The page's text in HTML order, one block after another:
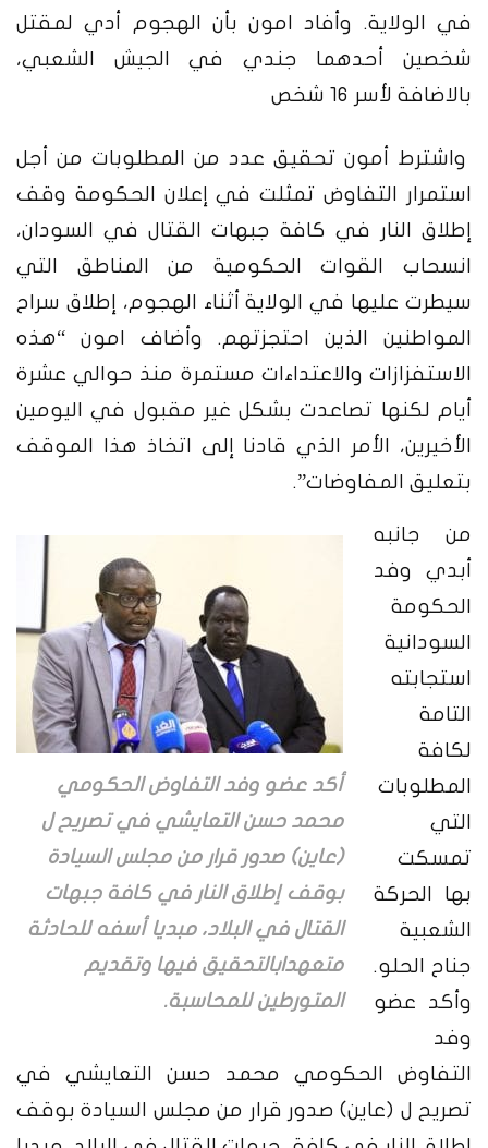
في الولاية. وأفاد امون بأن الهجوم أدي لمقتل
شخصين أحدهما جندي في الجيش الشعبي،
بالاضافة لأسر 16 شخص
واشترط أمون تحقيق عدد من المطلوبات من أجل
استمرار التفاوض تمثلت في إعلان الحكومة وقف
إطلاق النار في كافة جبهات القتال في السودان،
انسحاب القوات الحكومية من المناطق التي
سيطرت عليها في الولاية أثناء الهجوم، إطلاق سراح
المواطنين الذين احتجزتهم. وأضاف امون “هذه
الاستفزازات والاعتداءات مستمرة منذ حوالي عشرة
أيام لكنها تصاعدت بشكل غير مقبول في اليومين
الأخيرين، الأمر الذي قادنا إلى اتخاذ هذا الموقف
بتعليق المفاوضات”.
أكد عضو وفد التفاوض الحكومي
محمد حسن التعايشي في تصريح ل
(عاين) صدور قرار من مجلس السيادة
بوقف إطلاق النار في كافة جبهات
القتال في البلاد، مبديا أسفه للحادثة
متعهدابالتحقيق فيها وتقديم
المتورطين للمحاسبة.
من جانبه
أبدي وفد
الحكومة
السودانية
استجابته
التامة
لكافة
المطلوبات
التي
تمسكت
بها الحركة
الشعبية
جناح الحلو.
وأكد عضو
وفد
التفاوض الحكومي محمد حسن التعايشي في
تصريح ل (عاين) صدور قرار من مجلس السيادة بوقف